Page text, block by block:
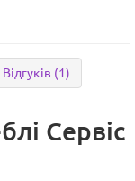
Відгуків (1)
Сервіс